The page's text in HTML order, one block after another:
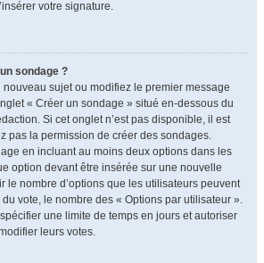
votre signature.
sondage ?
sujet ou modifiez le premier message
« Créer un sondage » situé en-dessous du
Si cet onglet n’est pas disponible, il est
pas la permission de créer des sondages.
en incluant au moins deux options dans les
option devant être insérée sur une nouvelle
le nombre d’options que les utilisateurs peuvent
vote, le nombre des « Options par utilisateur ».
une limite de temps en jours et autoriser
leurs votes.